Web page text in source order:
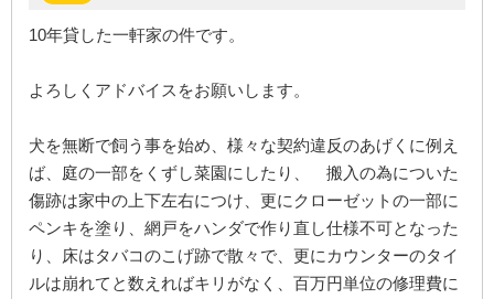
10年貸した一軒家の件です。
よろしくアドバイスをお願いします。
犬を無断で飼う事を始め、様々な契約違反のあげくに例え
ば、庭の一部をくずし菜園にしたり、 搬入の為についた
傷跡は家中の上下左右につけ、更にクローゼットの一部に
ペンキを塗り、網戸をハンダで作り直し仕様不可となった
り、床はタバコのこげ跡で散々で、更にカウンターのタイ
ルは崩れてと数えればキリがなく、百万円単位の修理費に